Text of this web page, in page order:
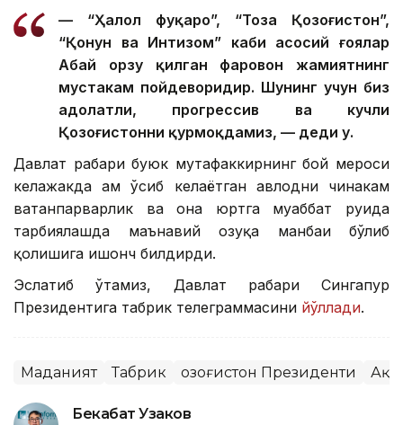
— “Ҳалол фуқаро”, “Тоза Қозоғистон”,
“Қонун ва Интизом” каби асосий ғоялар
Абай орзу қилган фаровон жамиятнинг
мустаҳкам пойдеворидир. Шунинг учун биз
адолатли, прогрессив ва кучли
Қозоғистонни қурмоқдамиз, — деди у.
Давлат раҳбари буюк мутафаккирнинг бой мероси
келажакда ҳам ўсиб келаётган авлодни чинакам
ватанпарварлик ва она юртга муҳаббат руҳида
тарбиялашда маънавий озуқа манбаи бўлиб
қолишига ишонч билдирди.
Эслатиб ўтамиз, Давлат раҳбари Сингапур
Президентига табрик телеграммасини йўллади.
Маданият Табрик Қозоғистон Президенти
Бекабат Узаков